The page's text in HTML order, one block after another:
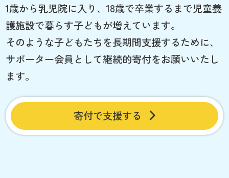
1歳から乳児院に入り、18歳で卒業するまで児童養
護施設で暮らす子どもが増えています。
そのような子どもたちを長期間支援するために、
サポーター会員として継続的寄付をお願いいたし
ます。
寄付で支援する